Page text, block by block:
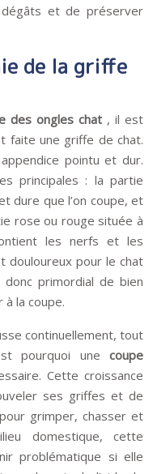
et de préserver
de la griffe
des ongles chat , il est
faite une griffe de chat.
pointu et dur.
principales : la partie
dure que l’on coupe, et
rose ou rouge située à
les nerfs et les
douloureux pour le chat
primordial de bien
la coupe.
continuellement, tout
pourquoi une coupe
Cette croissance
ses griffes et de
grimper, chasser et
domestique, cette
problématique si elle